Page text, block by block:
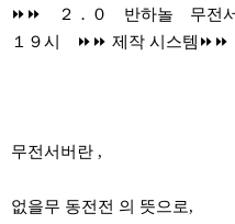
⏩⏩ ２．０ 반하놀 무전
１９시 ⏩⏩ 제작 시스템⏩⏩
무전서버란 ,
없을무 동전전 의 뜻으로,